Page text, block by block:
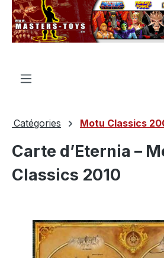
principal
Catégories Motu Classics
Carte d’Eternia –
Classics 2010
Ignorer la galerie d'images